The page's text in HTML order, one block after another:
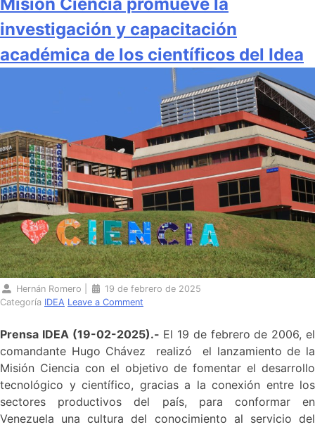
investigación y capacitación
académica de los científicos del Idea
Hernán Romero
19 de febrero de 2025
Categoría IDEA Leave a Comment
Prensa IDEA (19-02-2025).- El 19 de febrero de 2006, el
comandante Hugo Chávez realizó el lanzamiento de la
Misión Ciencia con el objetivo de fomentar el desarrollo
tecnológico y científico, gracias a la conexión entre los
sectores productivos del país, para conformar en
Venezuela una cultura del conocimiento al servicio del